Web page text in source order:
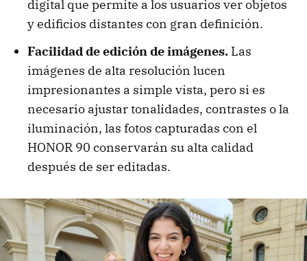
digital que permite a los usuarios ver objetos
y edificios distantes con gran definición.
Facilidad de edición de imágenes. Las
imágenes de alta resolución lucen
impresionantes a simple vista, pero si es
necesario ajustar tonalidades, contrastes o la
iluminación, las fotos capturadas con el
HONOR 90 conservarán su alta calidad
después de ser editadas.